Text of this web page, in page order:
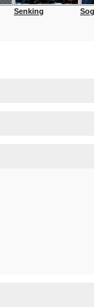
Senking